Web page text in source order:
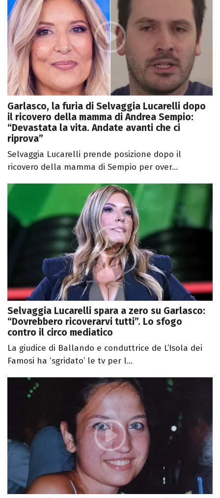
Garlasco, la furia di Selvaggia Lucarelli dopo
il ricovero della mamma di Andrea Sempio:
“Devastata la vita. Andate avanti che ci
riprova”
Selvaggia Lucarelli prende posizione dopo il
ricovero della mamma di Sempio per over...
Selvaggia Lucarelli spara a zero su Garlasco:
“Dovrebbero ricoverarvi tutti”. Lo sfogo
contro il circo mediatico
La giudice di Ballando e conduttrice de L’Isola dei
Famosi ha ‘sgridato’ le tv per l...